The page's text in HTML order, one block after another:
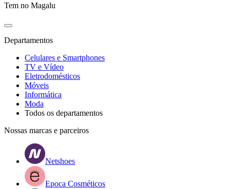
Tem no Magalu
Departamentos
Celulares e Smartphones
TV e Vídeo
Eletrodomésticos
Móveis
Informática
Moda
Todos os departamentos
Nossas marcas e parceiros
Netshoes
Epoca Cosméticos